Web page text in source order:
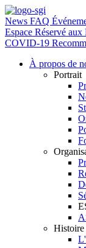
News FAQ
Espace Réservé aux
COVID-19
À propos de
Portrait
Histoire